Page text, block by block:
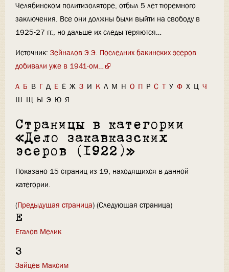
Челябинском политизоляторе, отбыл 5 лет тюремного
заключения. Все они должны были выйти на свободу в
1925-27 гг., но дальше их следы теряются…
Источник: Зейналов Э.Э. Последних бакинских эсеров
добивали уже в 1941-ом…
А Б В Г Д Е Ё Ж З И К Л М Н О П Р С Т У Ф Х Ц Ч
Ш Щ Ы Э Ю Я
Страницы в категории
«Дело закавказских
эсеров (1922)»
Показано 15 страниц из 19, находящихся в данной
категории.
(Предыдущая страница) (Следующая страница)
Е
Егалов Мелик
З
Зайцев Максим